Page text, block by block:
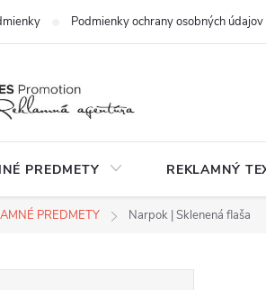
Podmienky ochrany osobných údajov
PREDMETY REKLAMNÝ
PREDMETY Narpok | Sklenená flaša